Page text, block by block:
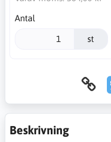
Antal
st
Beskrivning